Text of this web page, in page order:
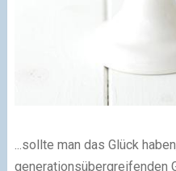
...sollte man das Glück
generationsübergreifenden